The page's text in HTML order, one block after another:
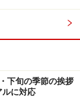
ってくると心
後はお気遣い
「今後このよう
など、お歳暮を
下旬の季節の挨拶
ルに対応